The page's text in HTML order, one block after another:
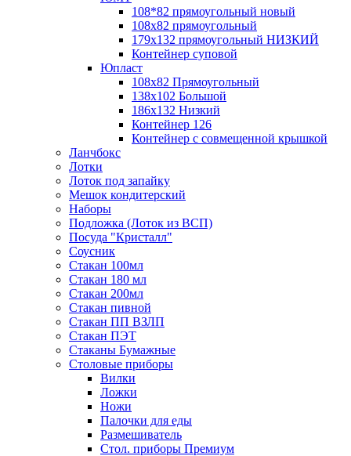
108*82 прямоугольный новый
108х82 прямоугольный
179х132 прямоугольный НИЗКИЙ
Контейнер суповой
Юпласт
108х82 Прямоугольный
138х102 Большой
186х132 Низкий
Контейнер 126
Контейнер с совмещенной крышкой
Ланчбокс
Лотки
Лоток под запайку
Мешок кондитерский
Наборы
Подложка (Лоток из ВСП)
Посуда "Кристалл"
Соусник
Стакан 100мл
Стакан 180 мл
Стакан 200мл
Стакан пивной
Стакан ПП ВЗЛП
Стакан ПЭТ
Стаканы Бумажные
Столовые приборы
Вилки
Ложки
Ножи
Палочки для еды
Размешиватель
Стол. приборы Премиум